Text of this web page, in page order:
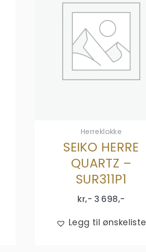
Herreklokke
SEIKO HERRE
QUARTZ –
SUR311P1
kr,- 3 698,-
Legg til ønskeliste